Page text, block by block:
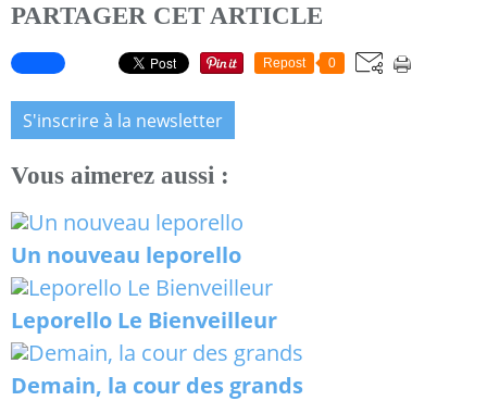
PARTAGER CET ARTICLE
Repost 0
S'inscrire à la newsletter
Vous aimerez aussi :
Un nouveau leporello
Leporello Le Bienveilleur
Demain, la cour des grands